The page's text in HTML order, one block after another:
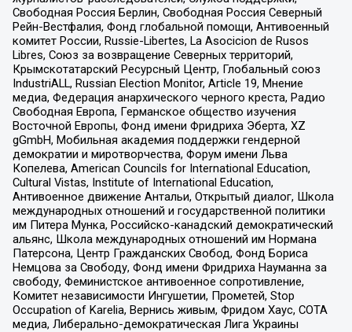
Свободная Россия Берлин, Свободная Россия Северный
Рейн-Вестфалия, Фонд глобальной помощи, Антивоенный
комитет России, Russie-Libertes, La Asocicion de Rusos
Libres, Союз за возвращение Северных территорий,
Крымскотатарский Ресурсный Центр, Глобальный союз
IndustriALL, Russian Election Monitor, Article 19, Мнение
медиа, Федерация анархического черного креста, Радио
Свободная Европа, Германское общество изучения
Восточной Европы, Фонд имени Фридриха Эберта, XZ
gGmbH, Мобильная академия поддержки гендерной
демократии и миротворчества, Форум имени Льва
Копелева, American Councils for International Education,
Cultural Vistas, Institute of International Education,
Антивоенное движение Антальи, Открытый диалог, Школа
международных отношений и государственной политики
им Питера Мунка, Российско-канадский демократический
альянс, Школа международных отношений им Нормана
Патерсона, Центр Гражданских Свобод, Фонд Бориса
Немцова за Свободу, Фонд имени Фридриха Науманна за
свободу, Феминистское антивоенное сопротивление,
Комитет независимости Ингушетии, Прометей, Stop
Occupation of Karelia, Вернись живым, Фридом Хаус, СОТА
медиа, Либерально-демократическая Лига Украины